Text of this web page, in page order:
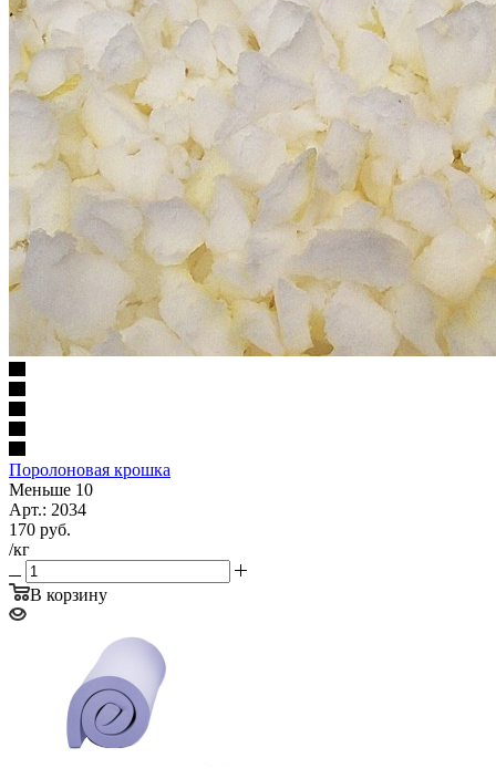
Поролоновая крошка
Меньше 10
Арт.: 2034
170 руб.
/кг
В корзину